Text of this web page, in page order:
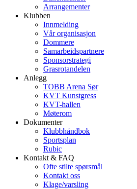
Arrangementer
Klubben
Innmelding
Vår organisasjon
Dommere
Samarbeidspartnere
Sponsorstrategi
Grasrotandelen
Anlegg
TOBB Arena Sør
KVT Kunstgress
KVT-hallen
Møterom
Dokumenter
Klubbhåndbok
Sportsplan
Rubic
Kontakt & FAQ
Ofte stilte spørsmål
Kontakt oss
Klage/varsling